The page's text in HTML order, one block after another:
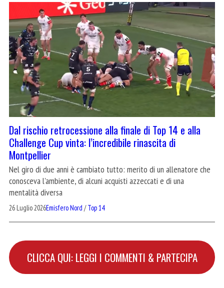
Dal rischio retrocessione alla finale di Top 14 e alla
Challenge Cup vinta: l’incredibile rinascita di
Montpellier
Nel giro di due anni è cambiato tutto: merito di un allenatore che
conosceva l'ambiente, di alcuni acquisti azzeccati e di una
mentalità diversa
26 Luglio 2026Emisfero Nord /Top 14
CLICCA QUI: LEGGI I COMMENTI & PARTECIPA